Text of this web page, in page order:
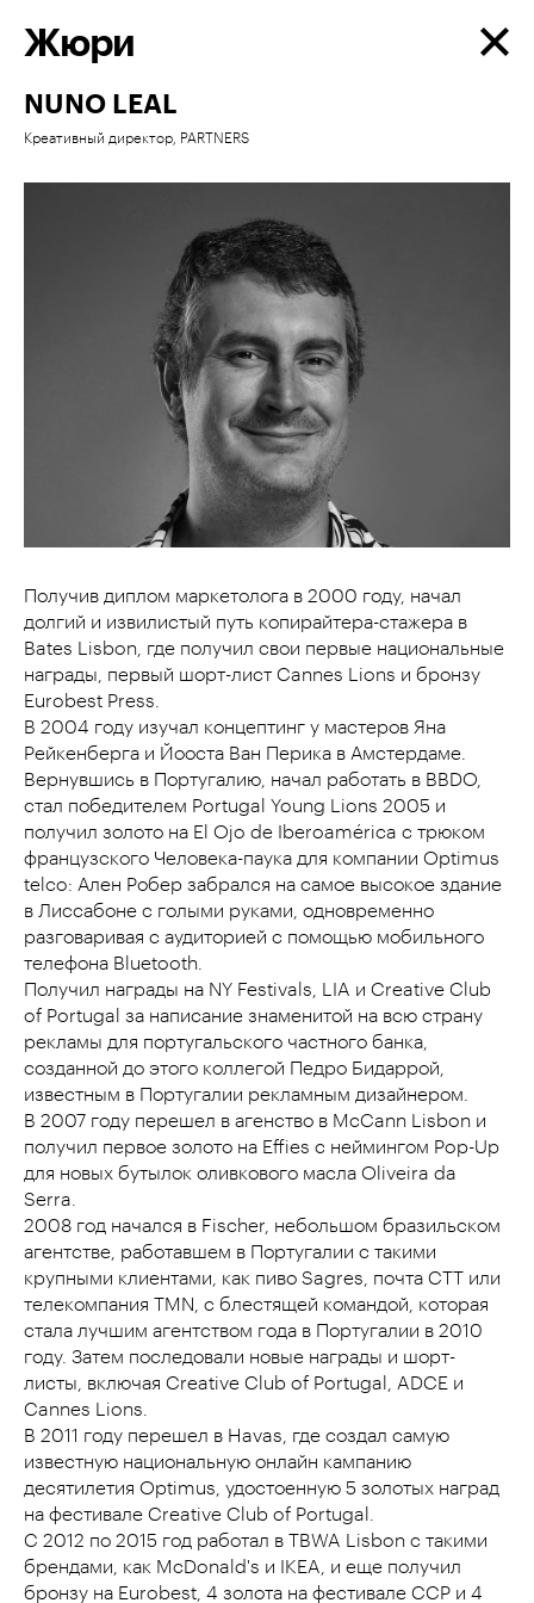
Жюри
NUNO LEAL
Креативный директор, PARTNERS
Получив диплом маркетолога в 2000 году, начал
долгий и извилистый путь копирайтера-стажера в
Bates Lisbon, где получил свои первые национальные
награды, первый шорт-лист Cannes Lions и бронзу
Eurobest Press.
В 2004 году изучал концептинг у мастеров Яна
Рейкенберга и Йооста Ван Перика в Амстердаме.
Вернувшись в Португалию, начал работать в BBDO,
стал победителем Portugal Young Lions 2005 и
получил золото на El Ojo de Iberoamérica с трюком
французского Человека-паука для компании Optimus
telco: Ален Робер забрался на самое высокое здание
в Лиссабоне с голыми руками, одновременно
разговаривая с аудиторией с помощью мобильного
телефона Bluetooth.
Получил награды на NY Festivals, LIA и Creative Club
of Portugal за написание знаменитой на всю страну
рекламы для португальского частного банка,
созданной до этого коллегой Педро Бидаррой,
известным в Португалии рекламным дизайнером.
В 2007 году перешел в агенство в McCann Lisbon и
получил первое золото на Effies с неймингом Pop-Up
для новых бутылок оливкового масла Oliveira da
Serra.
2008 год начался в Fischer, небольшом бразильском
агентстве, работавшем в Португалии с такими
крупными клиентами, как пиво Sagres, почта CTT или
телекомпания TMN, с блестящей командой, которая
стала лучшим агентством года в Португалии в 2010
году. Затем последовали новые награды и шорт-
листы, включая Creative Club of Portugal, ADCE и
Cannes Lions.
В 2011 году перешел в Havas, где создал самую
известную национальную онлайн кампанию
десятилетия Optimus, удостоенную 5 золотых наград
на фестивале Creative Club of Portugal.
С 2012 по 2015 год работал в TBWA Lisbon с такими
брендами, как McDonald's и IKEA, и еще получил
бронзу на Eurobest, 4 золота на фестивале CCP и 4